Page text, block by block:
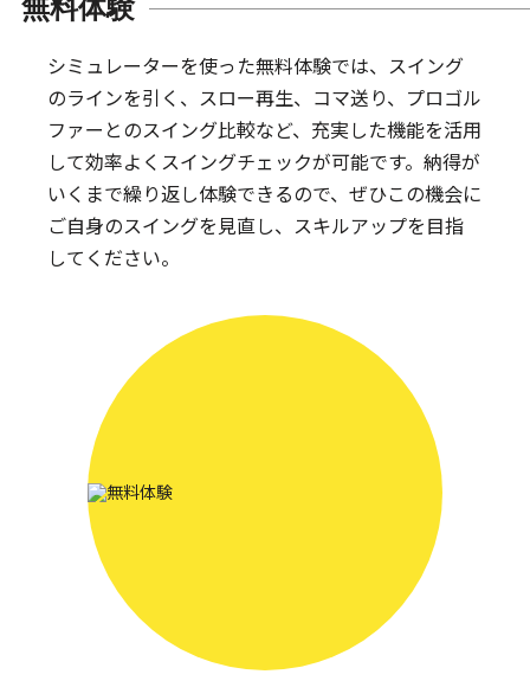
無料体験
シミュレーターを使った無料体験では、スイング
のラインを引く、スロー再生、コマ送り、プロゴル
ファーとのスイング比較など、充実した機能を活用
して効率よくスイングチェックが可能です。納得が
いくまで繰り返し体験できるので、ぜひこの機会に
ご自身のスイングを見直し、スキルアップを目指
してください。